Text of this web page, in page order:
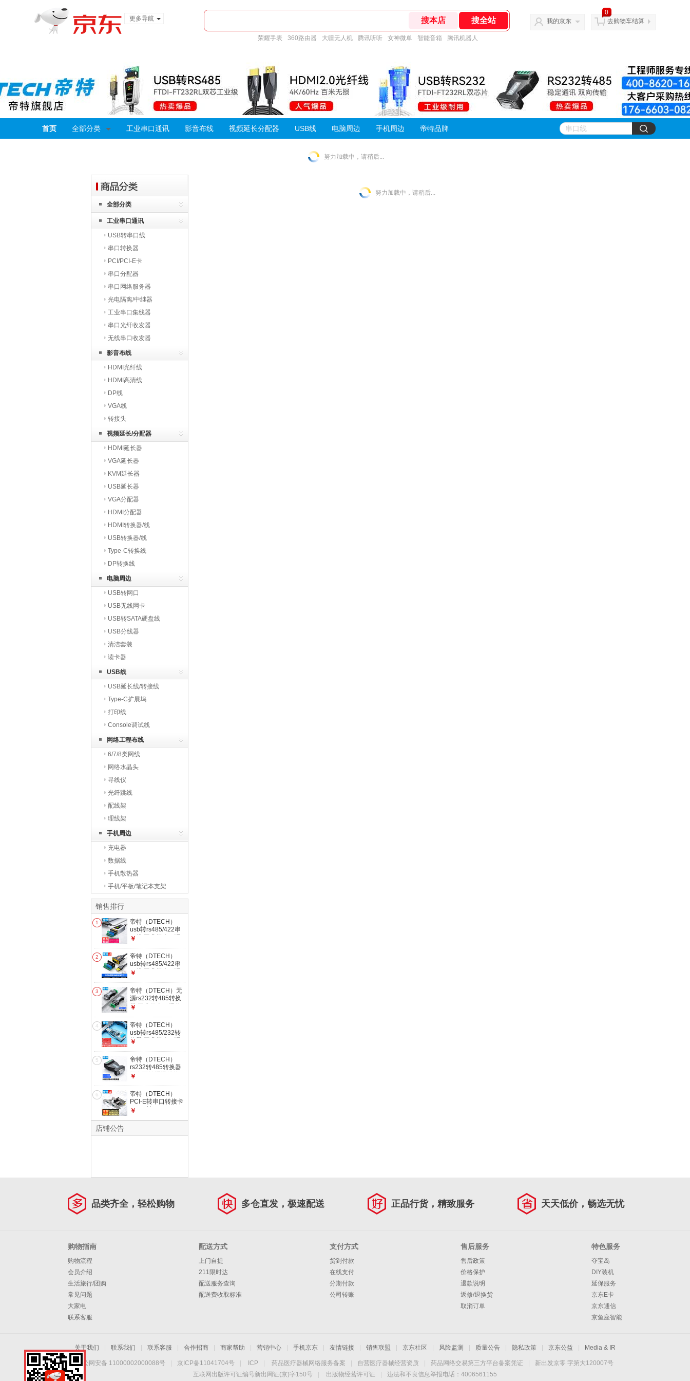
更多导航
荣耀手表 360路由器 大疆无人机 腾讯听听 女神微单 智能音箱 腾讯机器人
我的京东
0
去购物车结算
首页 全部分类 工业串口通讯 影音布线 视频延长分配器 USB线 电脑周边 手机周边 帝特品牌
努力加载中，请稍后...
全部分类
工业串口通讯
USB转串口线
串口转换器
PCI/PCI-E卡
串口分配器
串口网络服务器
光电隔离/中继器
工业串口集线器
串口光纤收发器
无线串口收发器
影音布线
HDMI光纤线
HDMI高清线
DP线
VGA线
转接头
视频延长/分配器
HDMI延长器
VGA延长器
KVM延长器
USB延长器
VGA分配器
HDMI分配器
HDMI转换器/线
USB转换器/线
Type-C转换线
DP转换线
电脑周边
USB转网口
USB无线网卡
USB转SATA硬盘线
USB分线器
清洁套装
读卡器
USB线
USB延长线/转接线
Type-C扩展坞
打印线
Console调试线
网络工程布线
6/7/8类网线
网络水晶头
寻线仪
光纤跳线
配线架
理线架
手机周边
充电器
数据线
手机散热器
手机/平板/笔记本支架
销售排行
1
帝特（DTECH）
usb转rs485/422串
口线 工业级串口调
模块适用
232/TTL/485通讯线
带指示灯转换器
USB转485/422【指
示灯FTDI稳定双芯
片】 0.5米
￥
2
帝特（DTECH）
usb转rs485/422串
口线 工业级串口调
讯线 电脑九针com
口转换器422接口通
信转换线 USB转
485/422【MS3020
高性能芯片】 0.5米
￥
3
帝特（DTECH）无
源rs232转485转换
器 工业级串口通信
型 rs485转232双向
互转DB9孔串口转接
头 RS232转485转
换器【带端子】
￥
4
帝特（DTECH）
usb转rs485/232转
换器 工业级串口调
块rs232/485转usb
按压式串口接口转换
器 USB转485/232
转换器【MS3020芯
片】
￥
5
帝特（DTECH）
rs232转485转换器
双向互转通讯模块
头 工程级DB9串口
通信协议转换器防雷
防浪涌 【母头一体
式】232转485
￥
6
帝特（DTECH）
PCI-E转串口转接卡
PCI-E转2口RS232
￥
店铺公告
努力加载中，请稍后...
品类齐全，轻松购物 多仓直发，极速配送 正品行货，精致服务 天天低价，畅选无忧
购物指南
购物流程
会员介绍
生活旅行/团购
常见问题
大家电
联系客服
配送方式
上门自提
211限时达
配送服务查询
配送费收取标准
支付方式
货到付款
在线支付
分期付款
公司转账
售后服务
售后政策
价格保护
退款说明
返修/退换货
取消订单
特色服务
夺宝岛
DIY装机
延保服务
京东E卡
京东通信
京鱼座智能
关于我们 联系我们 联系客服 合作招商 商家帮助 营销中心 手机京东 友情链接 销售联盟 京东社区 风险监测 质量公告 隐私政策 京东公益 Media & IR
京公网安备 11000002000088号 京ICP备11041704号 ICP 药品医疗器械网络服务备案 自营医疗器械经营资质 药品网络交易第三方平台备案凭证
新出发京零 字第大120007号
互联网出版许可证编号新出网证(京)字150号
出版物经营许可证 违法和不良信息举报电话：4006561155